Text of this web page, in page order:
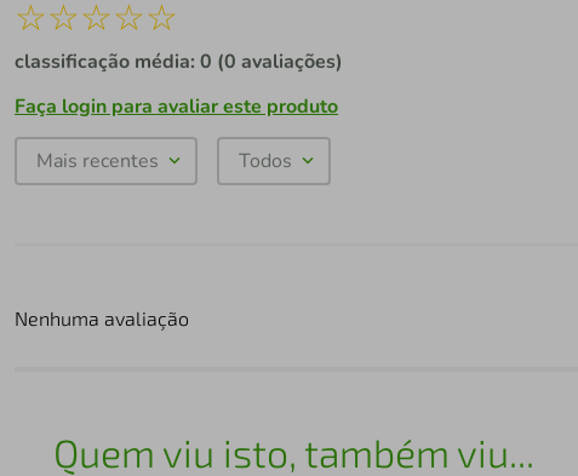
☆☆☆☆☆
classificação média: 0 (0 avaliações)
Faça login para avaliar este produto
Mais recentes Todos
Nenhuma avaliação
Quem viu isto, também viu...